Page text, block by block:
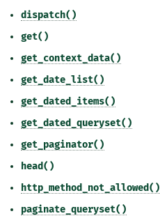
dispatch()
get()
get_context_data()
get_date_list()
get_dated_items()
get_dated_queryset()
get_paginator()
head()
http_method_not_allowed()
paginate_queryset()